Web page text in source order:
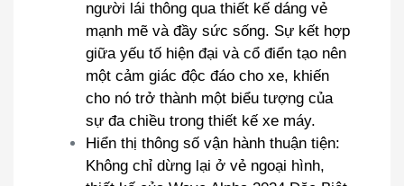
người lái thông qua thiết kế dáng vẻ
mạnh mẽ và đầy sức sống. Sự kết hợp
giữa yếu tố hiện đại và cổ điển tạo nên
một cảm giác độc đáo cho xe, khiến
cho nó trở thành một biểu tượng của
sự đa chiều trong thiết kế xe máy.
Hiển thị thông số vận hành thuận tiện:
Không chỉ dừng lại ở vẻ ngoại hình,